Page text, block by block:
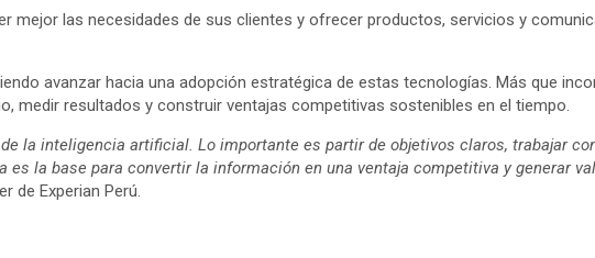
mejor las necesidades de sus clientes y ofrecer productos, servicios y
avanzar hacia una adopción estratégica de estas tecnologías. Más que
medir resultados y construir ventajas competitivas sostenibles en el tiempo.
la inteligencia artificial. Lo importante es partir de objetivos claros, trabajar
la base para convertir la información en una ventaja competitiva y generar
de Experian Perú.